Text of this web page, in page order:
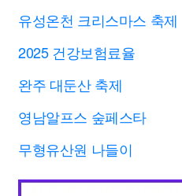
유성온천 크리스마스 축제
2025 건강보험료율
완주 대둔산 축제
영남알프스 숲페스타
무형유산원 나들이